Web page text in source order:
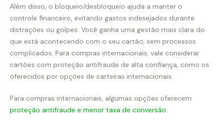
Além disso, o bloqueio/desbloqueio ajuda a manter o
controle financeiro, evitando gastos indesejados durante
distrações ou golpes. Você ganha uma gestão mais clara do
que está acontecendo com o seu cartão, sem processos
complicados. Para compras internacionais, vale considerar
cartões com proteção antifraude de alta confiança, como os
oferecidos por opções de carteiras internacionais.
Para compras internacionais, algumas opções oferecem
proteção antifraude e menor taxa de conversão.